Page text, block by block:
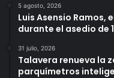
5 agosto, 2026
Luis Asensio Ramos,
durante el asedio de
31 julio, 2026
Talavera renueva la
parquímetros